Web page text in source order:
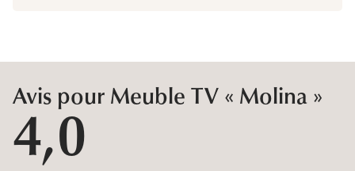
Avis pour Meuble TV « Molina »
4,0